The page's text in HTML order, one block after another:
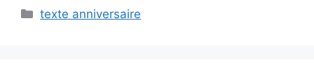
Categories
texte anniversaire